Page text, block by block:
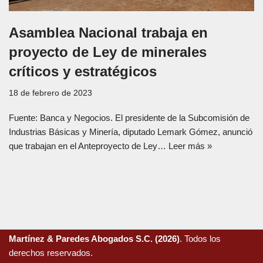
Asamblea Nacional trabaja en
proyecto de Ley de minerales
críticos y estratégicos
18 de febrero de 2023
Fuente: Banca y Negocios. El presidente de la Subcomisión de
Industrias Básicas y Minería, diputado Lemark Gómez, anunció
que trabajan en el Anteproyecto de Ley… Leer más »
Martínez & Paredes Abogados S.C. (2026). Todos los
derechos reservados.